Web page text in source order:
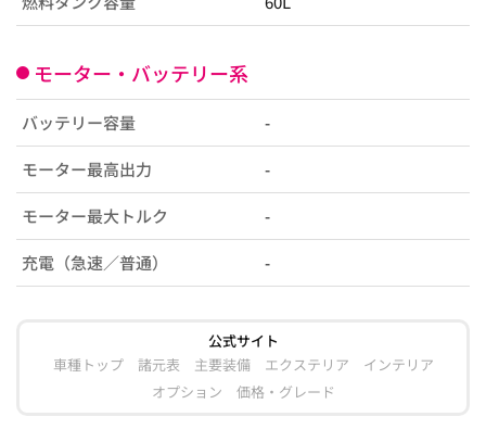
モーター・バッテリー系
バッテリー容量 -
モーター最高出力 -
モーター最大トルク -
充電（急速／普通） -
公式サイト
車種トップ
諸元表 主要装備 エクステリア
インテリア
オプション
価格・グレード